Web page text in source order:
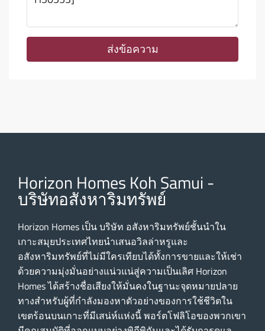
ส่งข้อความ
Horizon Homes Koh Samui -
บริษัทอสังหาริมทรัพย์
Horizon Homes เป็น บริษัท อสังหาริมทรัพย์ชั้นนําใน
เกาะสมุยประเทศไทยนําเสนอวิลล่าหรูและ
อสังหาริมทรัพย์ที่ไม่มีใครเทียบได้ทั้งการขายและให้เช่า
ด้วยความมุ่งมั่นอย่างแน่วแน่สู่ความเป็นเลิศ Horizon
Homes ได้สร้างชื่อเสียงให้มั่นคงในฐานะจุดหมายปลาย
ทางสําหรับผู้ที่กําลังมองหาตัวอย่างของการใช้ชีวิตใน
เขตร้อนบนเกาะที่มีเสน่ห์แห่งนี้ พอร์ตโฟลิโอของพวกเขา